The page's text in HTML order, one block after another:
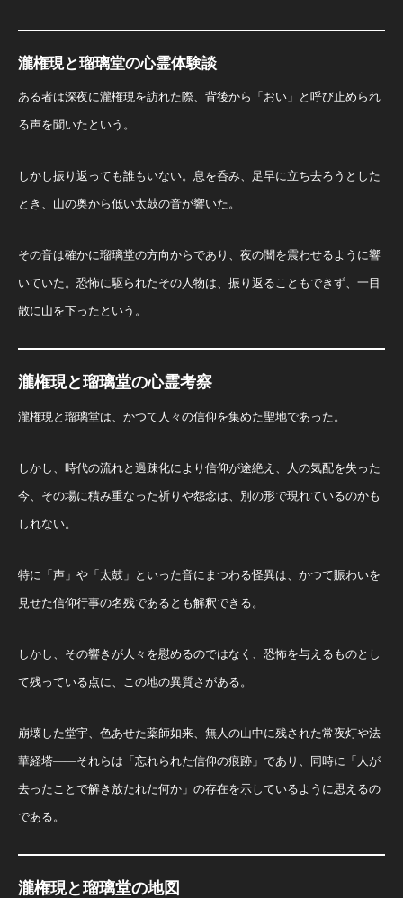
瀧権現と瑠璃堂の心霊体験談
ある者は深夜に瀧権現を訪れた際、背後から「おい」と呼び止められ
る声を聞いたという。
しかし振り返っても誰もいない。息を呑み、足早に立ち去ろうとした
とき、山の奥から低い太鼓の音が響いた。
その音は確かに瑠璃堂の方向からであり、夜の闇を震わせるように響
いていた。恐怖に駆られたその人物は、振り返ることもできず、一目
散に山を下ったという。
瀧権現と瑠璃堂の心霊考察
瀧権現と瑠璃堂は、かつて人々の信仰を集めた聖地であった。
しかし、時代の流れと過疎化により信仰が途絶え、人の気配を失った
今、その場に積み重なった祈りや怨念は、別の形で現れているのかも
しれない。
特に「声」や「太鼓」といった音にまつわる怪異は、かつて賑わいを
見せた信仰行事の名残であるとも解釈できる。
しかし、その響きが人々を慰めるのではなく、恐怖を与えるものとし
て残っている点に、この地の異質さがある。
崩壊した堂宇、色あせた薬師如来、無人の山中に残された常夜灯や法
華経塔――それらは「忘れられた信仰の痕跡」であり、同時に「人が
去ったことで解き放たれた何か」の存在を示しているように思えるの
である。
瀧権現と瑠璃堂の地図